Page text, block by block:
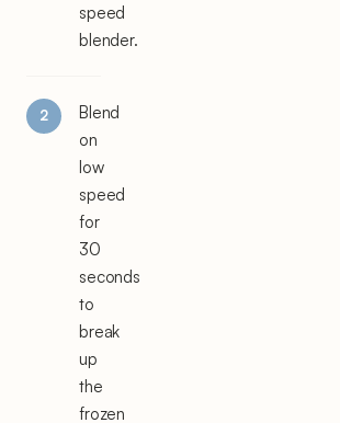
speed
blender.
Blend
on
low
speed
for
30
seconds
to
break
up
the
frozen